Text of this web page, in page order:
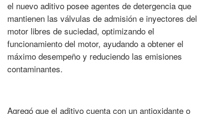
el nuevo aditivo posee agentes de detergencia que
mantienen las válvulas de admisión e inyectores del
motor libres de suciedad, optimizando el
funcionamiento del motor, ayudando a obtener el
máximo desempeño y reduciendo las emisiones
contaminantes.
Agregó que el aditivo cuenta con un antioxidante o